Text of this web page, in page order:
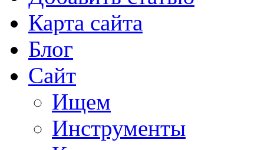
Карта сайта
Блог
Сайт
Ищем
Инструменты